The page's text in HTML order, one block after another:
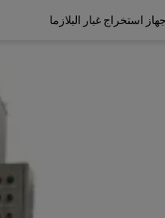
استخراج غبار البلازما